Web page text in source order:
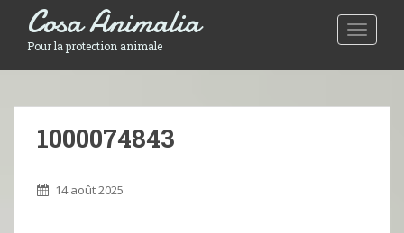
Toggle
Cosa Animalia
Pour la protection animale
1000074843
14 août 2025